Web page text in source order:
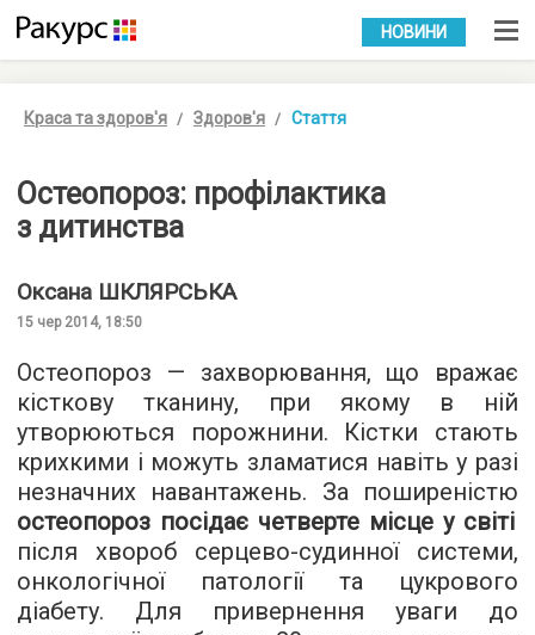
УКР РУС
НОВИНИ
Краса та здоров'я Здоров'я Стаття
Остеопороз: профілактика
з дитинства
Оксана ШКЛЯРСЬКА
15 чер 2014, 18:50
Остеопороз — захворювання, що вражає
кісткову тканину, при якому в ній
утворюються порожнини. Кістки стають
крихкими і можуть зламатися навіть у разі
незначних навантажень. За поширеністю
остеопороз посідає четверте місце у світі
після хвороб серцево-судинної системи,
онкологічної патології та цукрового
діабету. Для привернення уваги до